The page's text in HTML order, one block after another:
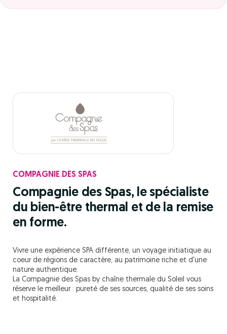
COMPAGNIE DES SPAS
Compagnie des Spas, le spécialiste
du bien-être thermal et de la remise
en forme.
Vivre une expérience SPA différente, un voyage initiatique au
coeur de régions de caractère, au patrimoine riche et d'une
nature authentique.
La Compagnie des Spas by chaîne thermale du Soleil vous
réserve le meilleur : pureté de ses sources, qualité de ses soins
et hospitalité.